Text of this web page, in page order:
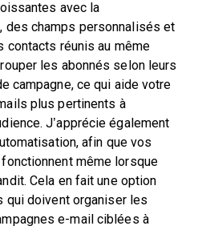
avec la
des champs personnalisés et
réunis au même
les abonnés selon leurs
campagne, ce qui aide votre
plus pertinents à
J’apprécie également
afin que vos
même lorsque
Cela en fait une option
qui doivent organiser les
e-mail ciblées à